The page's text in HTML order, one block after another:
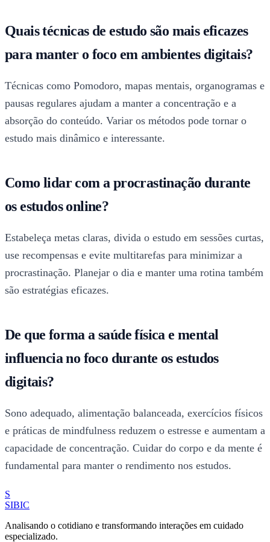
Quais técnicas de estudo são mais eficazes
para manter o foco em ambientes digitais?
Técnicas como Pomodoro, mapas mentais, organogramas e
pausas regulares ajudam a manter a concentração e a
absorção do conteúdo. Variar os métodos pode tornar o
estudo mais dinâmico e interessante.
Como lidar com a procrastinação durante
os estudos online?
Estabeleça metas claras, divida o estudo em sessões curtas,
use recompensas e evite multitarefas para minimizar a
procrastinação. Planejar o dia e manter uma rotina também
são estratégias eficazes.
De que forma a saúde física e mental
influencia no foco durante os estudos
digitais?
Sono adequado, alimentação balanceada, exercícios físicos
e práticas de mindfulness reduzem o estresse e aumentam a
capacidade de concentração. Cuidar do corpo e da mente é
fundamental para manter o rendimento nos estudos.
S
SIBIC
Analisando o cotidiano e transformando interações em cuidado
especializado.